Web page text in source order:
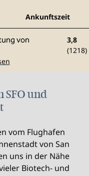
Ankunftszeit
3,8
(1218)
SFO und
vom Flughafen
von San
uns in der Nähe
Biotech- und